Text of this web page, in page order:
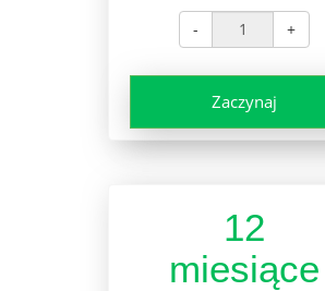
- +
Zaczynaj
12
miesiące